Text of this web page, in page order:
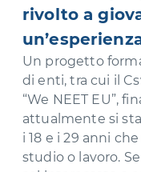
rivolto a
Un progetto
di enti, tra cui il
“We NEET EU”,
attualmente si
i 18 e i 29 anni
studio o lavoro.